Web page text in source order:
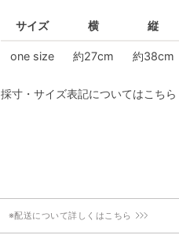
サイズ 横 縦
one size 約27cm 約38cm
採寸・サイズ表記についてはこちら
※配送について詳しくはこちら